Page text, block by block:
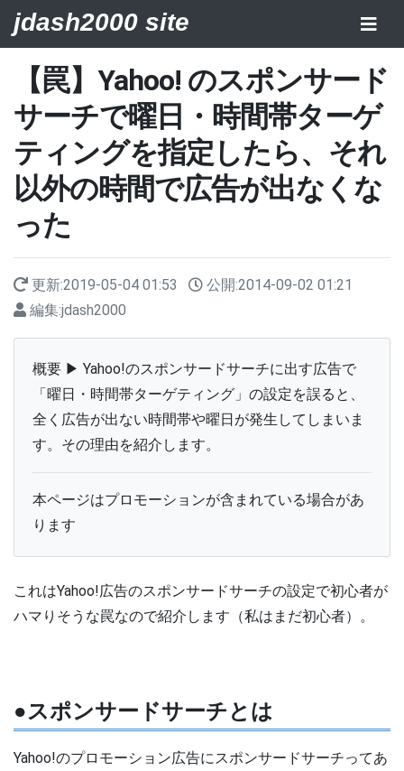
jdash2000 site
【罠】Yahoo! のスポンサード
サーチで曜日・時間帯ターゲ
ティングを指定したら、それ
以外の時間で広告が出なくな
った
更新:2019-05-04 01:53 公開:2014-09-02 01:21
編集:jdash2000
概要 ▶ Yahoo!のスポンサードサーチに出す広告で
「曜日・時間帯ターゲティング」の設定を誤ると、
全く広告が出ない時間帯や曜日が発生してしまいま
す。その理由を紹介します。
本ページはプロモーションが含まれている場合があ
ります
これはYahoo!広告のスポンサードサーチの設定で初心者が
ハマりそうな罠なので紹介します（私はまだ初心者）。
●スポンサードサーチとは
Yahoo!のプロモーション広告にスポンサードサーチってあ